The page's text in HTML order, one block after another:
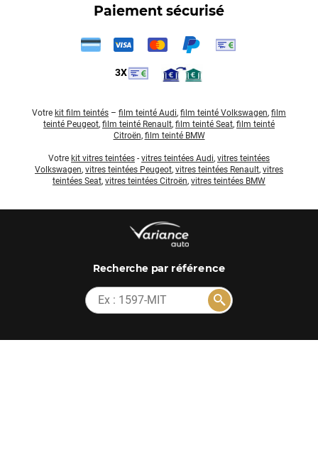
Paiement sécurisé
3X
Votre kit film teintés – film teinté Audi, film teinté Volkswagen, film
teinté Peugeot, film teinté Renault, film teinté Seat, film teinté
Citroën, film teinté BMW
Votre kit vitres teintées - vitres teintées Audi, vitres teintées
Volkswagen, vitres teintées Peugeot, vitres teintées Renault, vitres
teintées Seat, vitres teintées Citroën, vitres teintées BMW
Recherchepar référence